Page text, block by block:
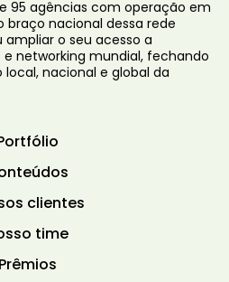
95 agências com operação em
braço nacional dessa rede
ampliar o seu acesso a
networking mundial, fechando
nacional e global da
clientes
time
Prêmios